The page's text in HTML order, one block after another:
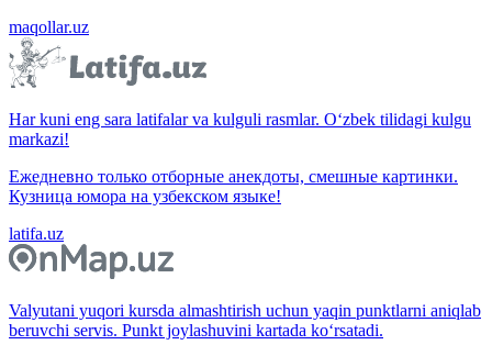
maqollar.uz
Har kuni eng sara latifalar va kulguli rasmlar. O‘zbek tilidagi kulgu
markazi!
Ежедневно только отборные анекдоты, смешные картинки.
Кузница юмора на узбекском языке!
latifa.uz
Valyutani yuqori kursda almashtirish uchun yaqin punktlarni aniqlab
beruvchi servis. Punkt joylashuvini kartada ko‘rsatadi.